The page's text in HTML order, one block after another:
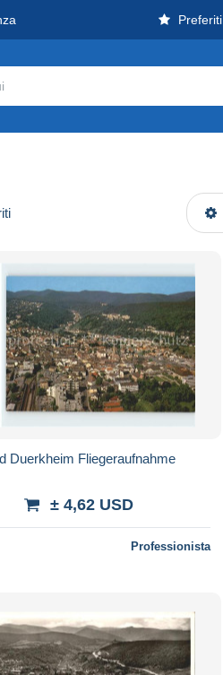
Preferiti
Duerkheim Fliegeraufnahme
± 4,62 USD
Professionista